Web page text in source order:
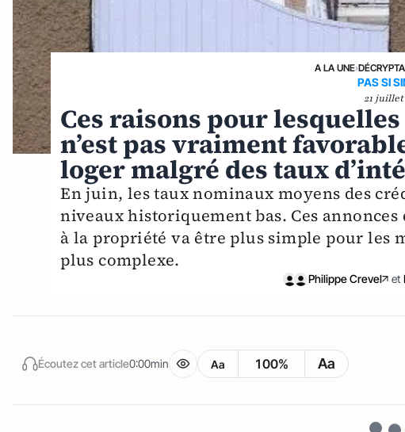
A LA UNE›
PAS SI
21 juillet
Ces raisons pour
n’est pas vraiment
loger malgré des taux
En juin, les taux nominaux moyens des
niveaux historiquement bas. Ces
à la propriété va être plus simple pour les
plus complexe.
Philippe Crevel et
Écoutez cet article0:00min Aa 100% Aa